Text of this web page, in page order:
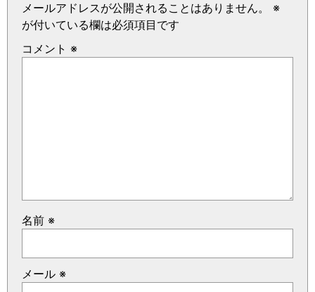
メールアドレスが公開されることはありません。
※
が付いている欄は必須項目です
コメント ※
名前 ※
メール ※